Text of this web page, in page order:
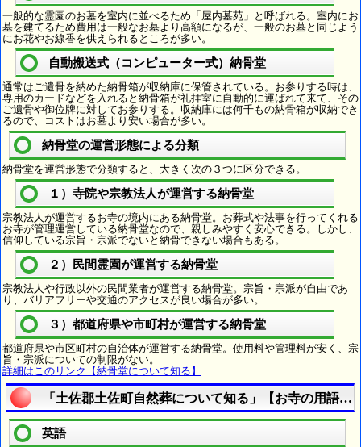
一般的な霊園のお墓を室内に並べるため「屋内墓苑」と呼ばれる。室内にお
墓を建てるため費用は一般なお墓より高額になるが、一般のお墓と同じよう
にお花やお線香を供えられるところが多い。
自動搬送式（コンピューター式）納骨堂
通常はご遺骨を納めた納骨箱が収納庫に保管されている。お参りする時は、
専用のカードなどを入れると納骨箱が礼拝室に自動的に運ばれて来て、その
ご遺骨や御位牌に対してお参りする。収納庫には何千もの納骨箱が収納でき
るので、コストはお墓より安い場合が多い。
納骨堂の運営形態による分類
納骨堂を運営形態で分類すると、大きく次の３つに区分できる。
１）寺院や宗教法人が運営する納骨堂
宗教法人が運営するお寺の境内にある納骨堂。お葬式や法事を行ってくれる
お寺が管理運営している納骨堂なので、親しみやすく安心できる。しかし、
信仰している宗旨・宗派でないと納骨できない場合もある。
２）民間霊園が運営する納骨堂
宗教法人や行政以外の民間業者が運営する納骨堂。宗旨・宗派が自由であ
り、バリアフリーや交通のアクセスが良い場合が多い。
３）都道府県や市町村が運営する納骨堂
都道府県や市区町村の自治体が運営する納骨堂。使用料や管理料が安く、宗
旨・宗派についての制限がない。
詳細はこのリンク【納骨堂について知る】
「土佐郡土佐町自然葬について知る」【お寺の用語を
英語